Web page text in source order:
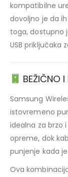
kompatibilne
dovoljno je da
toga, dostupno
USB priključaka
BEŽIČNO
Samsung
istovremeno
idealna za brzo
opreme, dok
punjenje kada
Ova